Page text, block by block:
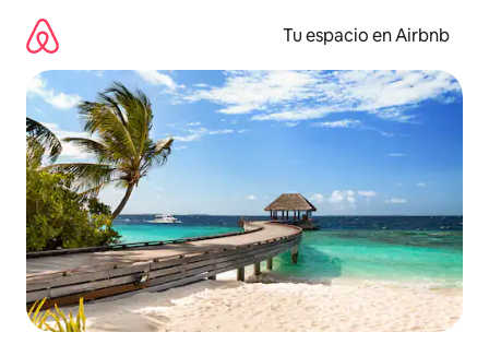
contenido
Tu espacio en Airbnb